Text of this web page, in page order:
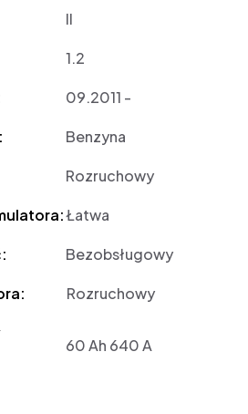
II
1.2
09.2011 -
Benzyna
Rozruchowy
Łatwa
Bezobsługowy
Rozruchowy
60 Ah 640 A